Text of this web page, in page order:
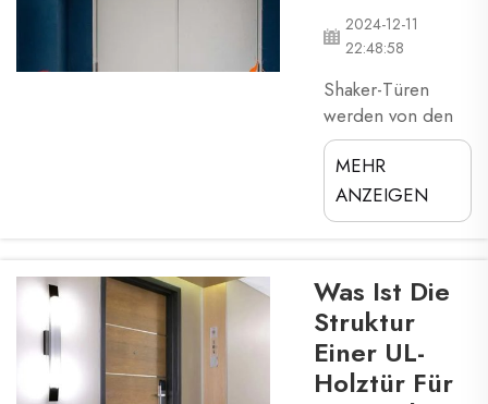
und einladend und
voll mit einer
Vielzahl von
Artikeln, die unser
Versprechen auf
Qualität …
darstellen.
2024-12-11
22:48:58
Shaker-Türen
werden von den
meisten
Hausbesitzern
geliebt. Sie
machen das
ihres
hervorragenden
Aussehens. Es
könnte sich ein
MEHR
ANZEIGEN
Was Ist Die
Struktur
Einer UL-
Holztür Für